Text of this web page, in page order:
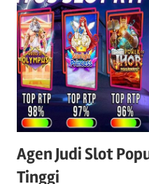
a
r
S
i
t
g
e
n
s
l
o
t
n
Agen Judi Slot
Tinggi